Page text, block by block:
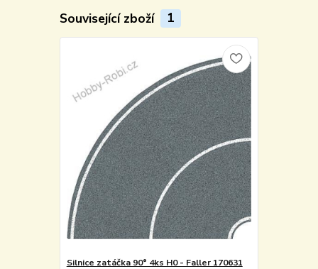
Související zboží 1
Silnice zatáčka 90° 4ks H0 - Faller 170631